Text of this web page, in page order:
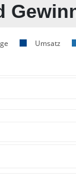
Umsatz